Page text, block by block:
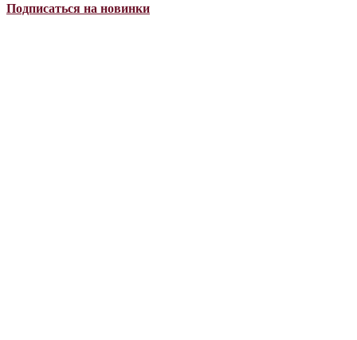
Подписаться на новинки